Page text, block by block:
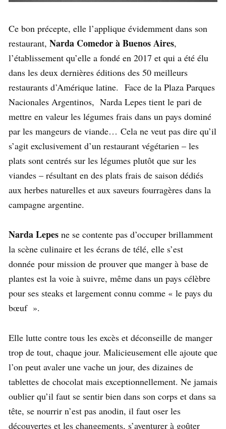
Ce bon précepte, elle l’applique évidemment dans son
restaurant, Narda Comedor à Buenos Aires,
l’établissement qu’elle a fondé en 2017 et qui a été élu
dans les deux dernières éditions des 50 meilleurs
restaurants d’Amérique latine. Face de la Plaza Parques
Nacionales Argentinos, Narda Lepes tient le pari de
mettre en valeur les légumes frais dans un pays dominé
par les mangeurs de viande… Cela ne veut pas dire qu’il
s’agit exclusivement d’un restaurant végétarien – les
plats sont centrés sur les légumes plutôt que sur les
viandes – résultant en des plats frais de saison dédiés
aux herbes naturelles et aux saveurs fourragères dans la
campagne argentine.
Narda Lepes ne se contente pas d’occuper brillamment
la scène culinaire et les écrans de télé, elle s’est
donnée pour mission de prouver que manger à base de
plantes est la voie à suivre, même dans un pays célèbre
pour ses steaks et largement connu comme « le pays du
bœuf ».
Elle lutte contre tous les excès et déconseille de manger
trop de tout, chaque jour. Malicieusement elle ajoute que
l’on peut avaler une vache un jour, des dizaines de
tablettes de chocolat mais exceptionnellement. Ne jamais
oublier qu’il faut se sentir bien dans son corps et dans sa
tête, se nourrir n’est pas anodin, il faut oser les
découvertes et les changements, s’aventurer à goûter